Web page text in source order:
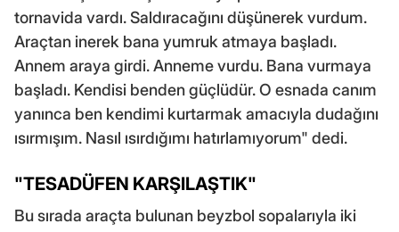
tornavida vardı. Saldıracağını düşünerek vurdum.
Araçtan inerek bana yumruk atmaya başladı.
Annem araya girdi. Anneme vurdu. Bana vurmaya
başladı. Kendisi benden güçlüdür. O esnada canım
yanınca ben kendimi kurtarmak amacıyla dudağını
ısırmışım. Nasıl ısırdığımı hatırlamıyorum" dedi.
"TESADÜFEN KARŞILAŞTIK"
Bu sırada araçta bulunan beyzbol sopalarıyla iki